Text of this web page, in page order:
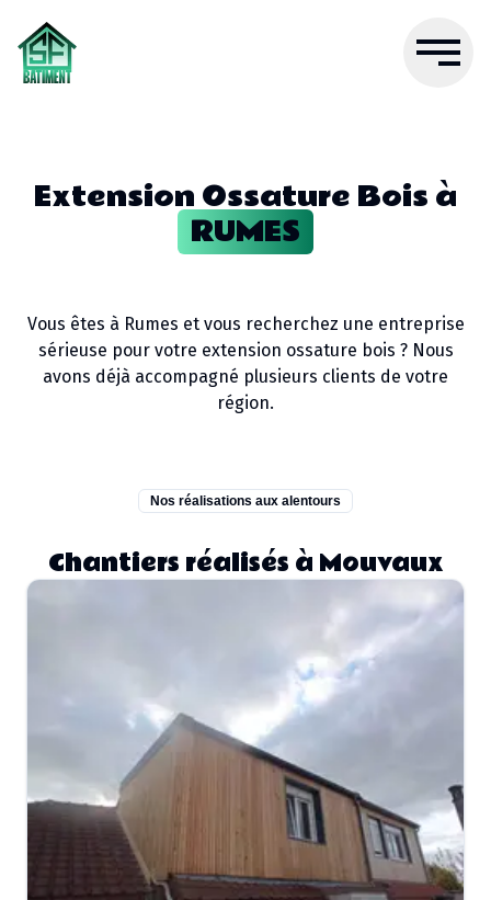
Extension Ossature Boisà
RUMES
Vous êtes à Rumes et vous recherchez une entreprise
sérieuse pour votre extension ossature bois ? Nous
avons déjà accompagné plusieurs clients de votre
région.
Nos réalisations aux alentours
Chantiers réalisés à Mouvaux